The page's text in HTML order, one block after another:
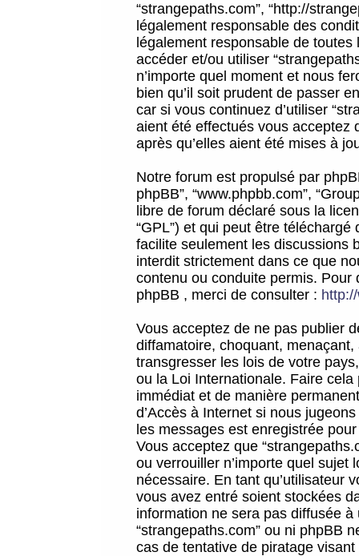
“strangepaths.com”, “http://
légalement responsable des
légalement responsable de
accéder et/ou utiliser
n’importe quel moment et nous
bien qu’il soit prudent de passer
car si vous continuez d’utiliser
aient été effectués vous acceptez
après qu’elles aient été mises à
Notre forum est propulsé par
phpBB”, “www.phpbb.com”,
libre de forum déclaré sous la
“GPL”) et qui peut être téléchargé
facilite seulement les discussions
interdit strictement dans ce que
contenu ou conduite permis.
phpBB , merci de consulter :
Vous acceptez de ne pas publier
diffamatoire, choquant,
transgresser les lois de votre
ou la Loi Internationale. Faire
immédiat et de manière
d’Accès à Internet si nous
les messages est enregistrée
Vous acceptez que
ou verrouiller n’importe quel sujet
nécessaire. En tant qu’utilisateur
vous avez entré soient stockées
information ne sera pas diffusée
“strangepaths.com” ou ni phpBB
cas de tentative de piratage